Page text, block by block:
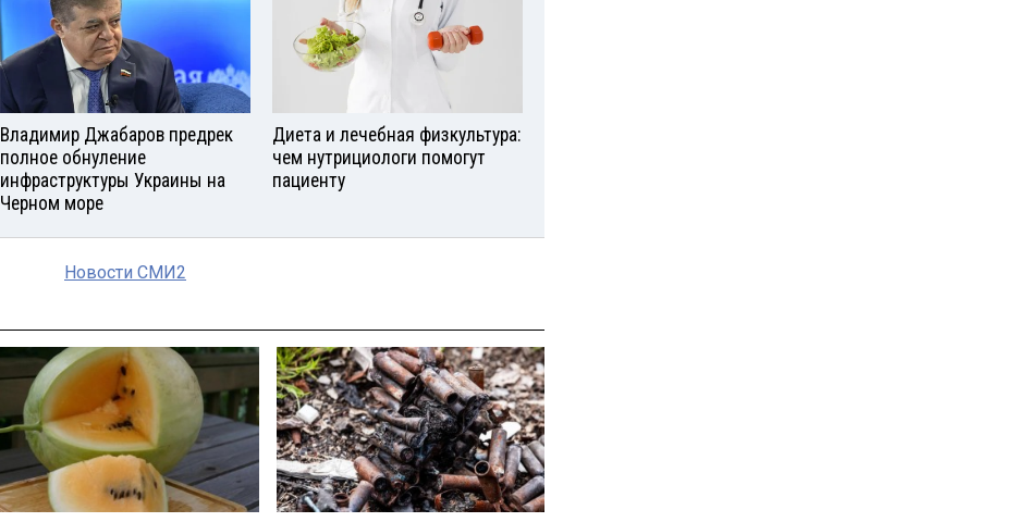
Владимир Джабаров предрек
полное обнуление
инфраструктуры Украины на
Черном море
Диета и лечебная физкультура:
чем нутрициологи помогут
пациенту
Новости СМИ2